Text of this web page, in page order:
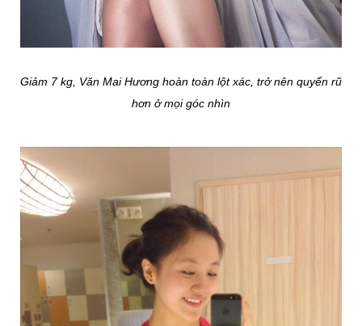
Giảm 7 kg, Văn Mai Hương hoàn toàn lột xác, trở nên quyến rũ
hơn ở mọi góc nhìn